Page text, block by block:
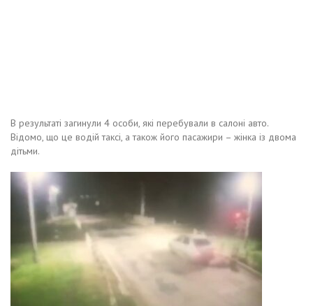
В результаті загинули 4 особи, які перебували в салоні авто.
Відомо, що це водій таксі, а також його пасажири – жінка із двома
дітьми.